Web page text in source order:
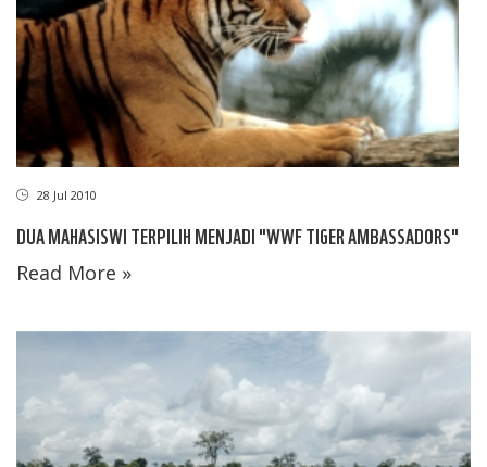
28 Jul 2010
DUA MAHASISWI TERPILIH MENJADI "WWF TIGER AMBASSADORS"
Read More »